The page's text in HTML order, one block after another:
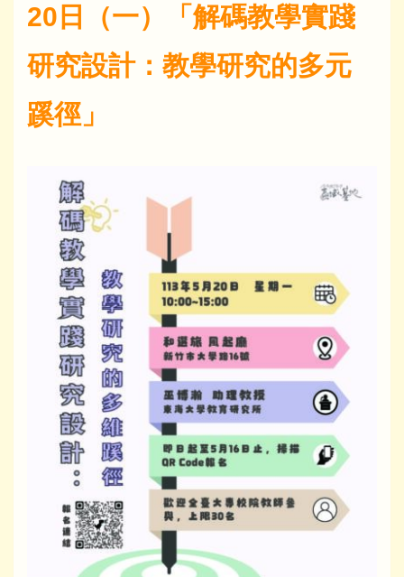
20日（一）「解碼教學實踐
研究設計：教學研究的多元
蹊徑」